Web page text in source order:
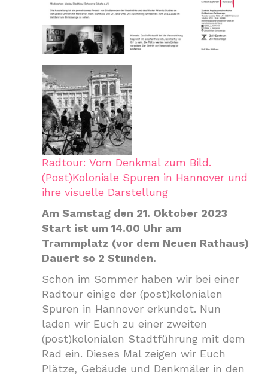
Radtour: Vom Denkmal zum Bild.
(Post)Koloniale Spuren in Hannover und
ihre visuelle Darstellung
Am Samstag den 21. Oktober 2023
Start ist um 14.00 Uhr am
Trammplatz (vor dem Neuen Rathaus)
Dauert so 2 Stunden.
Schon im Sommer haben wir bei einer
Radtour einige der (post)kolonialen
Spuren in Hannover erkundet. Nun
laden wir Euch zu einer zweiten
(post)kolonialen Stadtführung mit dem
Rad ein. Dieses Mal zeigen wir Euch
Plätze, Gebäude und Denkmäler in den